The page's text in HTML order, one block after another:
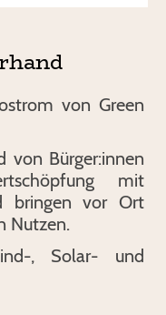
von Green
von Bürger:innen
mit
bringen vor Ort
Nutzen.
, Solar- und